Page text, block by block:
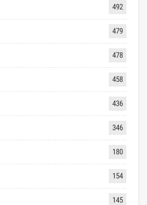
492
479
478
458
436
346
180
154
145